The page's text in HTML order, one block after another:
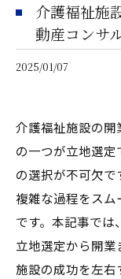
介護福祉施
動産コンサ
2025/01/07
介護福祉施設の
の一つが立地選
の選択が不可欠で
複雑な過程をスム
です。本記事では
立地選定から開業
施設の成功を左右